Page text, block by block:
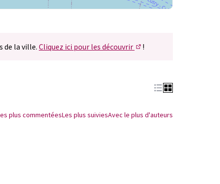
de la ville. Cliquez ici pour les découvrir
!
plus commentéesLes plus suiviesAvec le plus d'auteurs